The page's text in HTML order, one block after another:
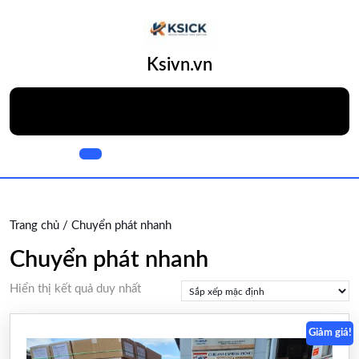
Ksivn.vn
Trang chủ / Chuyển phát nhanh
Chuyển phát nhanh
Hiển thị kết quả duy nhất
Giảm giá!